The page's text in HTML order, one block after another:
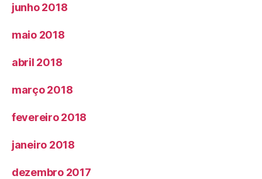
junho 2018
maio 2018
abril 2018
março 2018
fevereiro 2018
janeiro 2018
dezembro 2017